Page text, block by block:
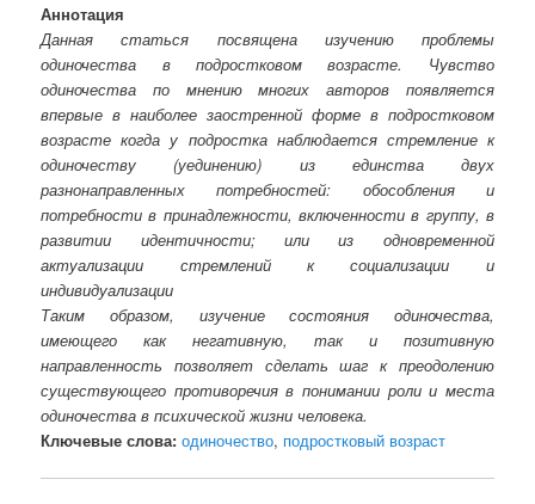
Аннотация
Данная статься посвящена изучению проблемы
одиночества в подростковом возрасте. Чувство
одиночества по мнению многих авторов появляется
впервые в наиболее заостренной форме в подростковом
возрасте когда у подростка наблюдается стремление к
одиночеству (уединению) из единства двух
разнонаправленных потребностей: обособления и
потребности в принадлежности, включенности в группу, в
развитии идентичности; или из одновременной
актуализации стремлений к социализации и
индивидуализации
Таким образом, изучение состояния одиночества,
имеющего как негативную, так и позитивную
направленность позволяет сделать шаг к преодолению
существующего противоречия в понимании роли и места
одиночества в психической жизни человека.
Ключевые слова: одиночество, подростковый возраст